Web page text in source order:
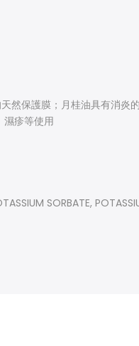
然保護膜；月桂油具有消炎
濕疹等使用
SORBATE,